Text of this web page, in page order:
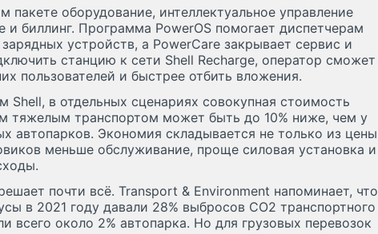
пакете оборудование, интеллектуальное управление
и биллинг. Программа PowerOS помогает диспетчерам
устройств, а PowerCare закрывает сервис и
станцию к сети Shell Recharge, оператор сможет
пользователей и быстрее отбить вложения.
Shell, в отдельных сценариях совокупная стоимость
тяжелым транспортом может быть до 10% ниже, чем у
автопарков. Экономия складывается не только из цены
меньше обслуживание, проще силовая установка и
почти всё. Transport & Environment напоминает, что
в 2021 году давали 28% выбросов CO2 транспортного
всего около 2% автопарка. Но для грузовых перевозок